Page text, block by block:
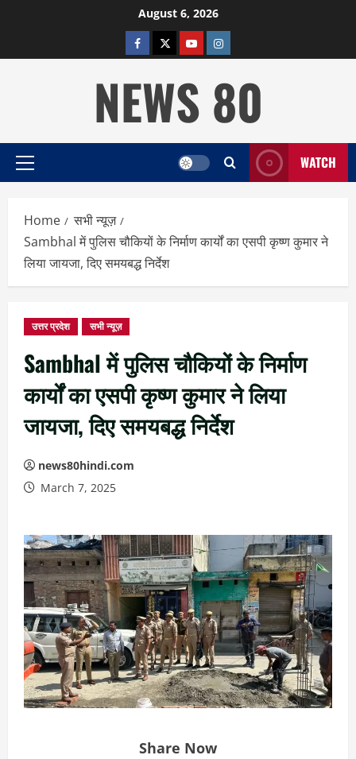
August 6, 2026
facebooktwitterYOUTUBE
instagram
NEWS 80
Primary
WATCH
Home
सभी न्यूज़
Sambhal में पुलिस चौकियों के निर्माण कार्यों का एसपी कृष्ण कुमार ने
लिया जायजा, दिए समयबद्ध निर्देश
उत्तर प्रदेश सभी न्यूज़
Sambhal में पुलिस चौकियों के निर्माण
कार्यों का एसपी कृष्ण कुमार ने लिया
जायजा, दिए समयबद्ध निर्देश
news80hindi.com
March 7, 2025
Share Now